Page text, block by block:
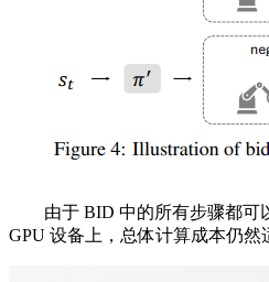
由于 BID 中的所有步骤都可
GPU 设备上，总体计算成本仍然